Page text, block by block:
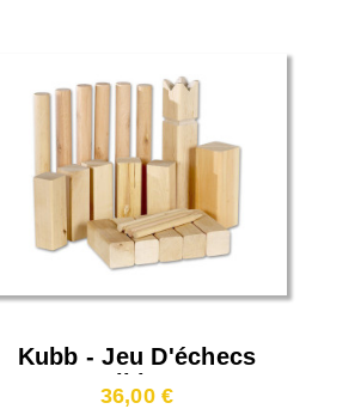
Kubb - Jeu D'échecs
Viking
36,00 €